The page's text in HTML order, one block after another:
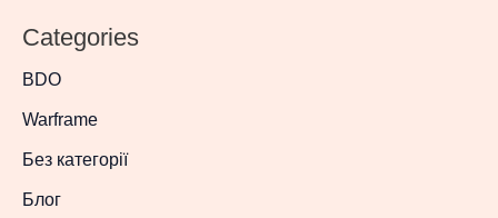
Categories
BDO
Warframe
Без категорії
Блог